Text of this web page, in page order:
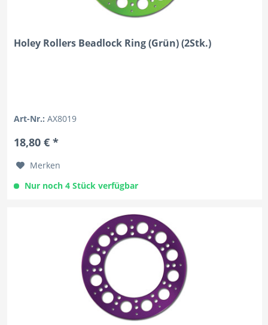
Holey Rollers Beadlock Ring (Grün) (2Stk.)
Art-Nr.:AX8019
18,80 € *
Merken
Nur noch 4 Stück verfügbar